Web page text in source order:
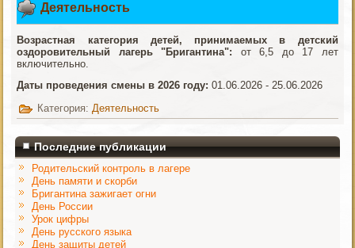
Деятельность
Возрастная категория детей, принимаемых в детский
оздоровительный лагерь "Бригантина": от 6,5 до 17 лет
включительно.
Даты проведения смены в 2026 году:01.06.2026 - 25.06.2026
Категория:Деятельность
Последние публикации
Родительский контроль в лагере
День памяти и скорби
Бригантина зажигает огни
День России
Урок цифры
День русского языка
День защиты детей